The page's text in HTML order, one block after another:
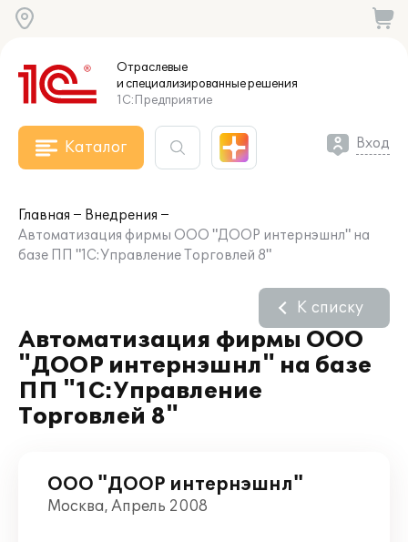
Отраслевые
и специализированныерешения
1С:Предприятие
Каталог Вход
Главная
Внедрения
Автоматизация фирмы ООО "ДООР интернэшнл" на
базе ПП "1С:Управление Торговлей 8"
Автоматизация фирмы ООО
"ДООР интернэшнл" на базе
ПП "1С:Управление
Торговлей 8"
К списку
ООО "ДООР интернэшнл"
Москва, Апрель 2008